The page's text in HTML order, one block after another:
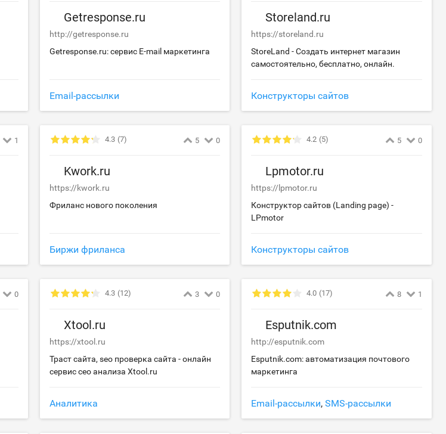
Getresponse.ru
http://getresponse.ru
Getresponse.ru: сервис E-mail маркетинга
Email-рассылки
Storeland.ru
https://storeland.ru
StoreLand - Создать интернет магазин
самостоятельно, бесплатно, онлайн.
Конструкторы сайтов
1 4.3 (7) 5 0
Kwork.ru
https://kwork.ru
Фриланс нового поколения
Биржи фриланса
4.2 (5) 5 0
Lpmotor.ru
https://lpmotor.ru
Конструктор сайтов (Landing page) -
LPmotor
Конструкторы сайтов
0 4.3 (12) 3 0
Xtool.ru
https://xtool.ru
Траст сайта, seo проверка сайта - онлайн
сервис сео анализа Xtool.ru
Аналитика
4.0 (17) 8 1
Esputnik.com
http://esputnik.com
Esputnik.com: автоматизация почтового
маркетинга
Email-рассылки,SMS-рассылки